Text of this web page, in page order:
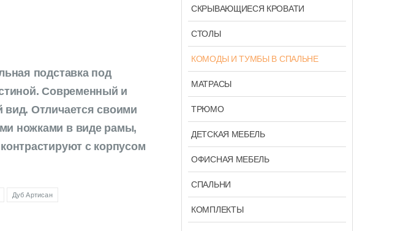
подставка под
Cовременный и
вид. Отличается своими
ножками в виде рамы,
с корпусом
Дуб Артисан
СКРЫВАЮЩИЕСЯ КРОВАТИ
СТОЛЫ
КОМОДЫ И ТУМБЫ В СПАЛЬНЕ
МАТРАСЫ
ТРЮМО
ДЕТСКАЯ МЕБЕЛЬ
ОФИСНАЯ МЕБЕЛЬ
СПАЛЬНИ
КОМПЛЕКТЫ